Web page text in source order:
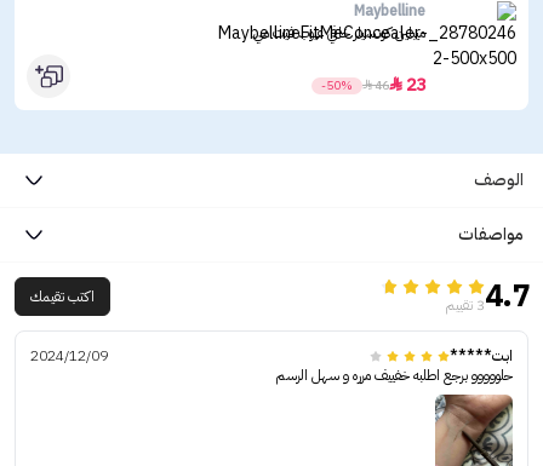
Maybelline
ميبلين كونسيلر خافي عيوب فيت مي
23

46

-50%
الوصف
مواصفات
4.73 تقييم اكتب تقيمك
ابت*****
2024/12/09
حلووووو برجع اطلبه خفييف مرره و سهل الرسم